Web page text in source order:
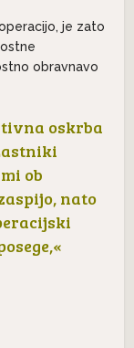
je zato
obravnavo
oskrba
ob
nato